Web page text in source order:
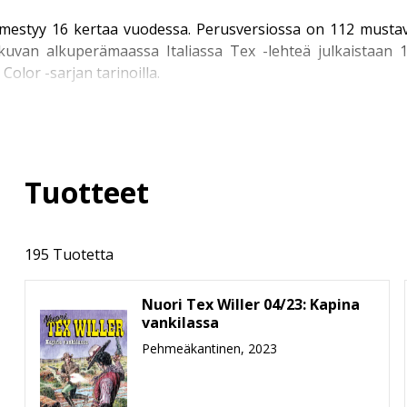
16 kertaa vuodessa. Perusversiossa on 112
alkuperämaassa Italiassa Tex -lehteä julkaistaan
-sarjan tarinoilla.
sarjoissa, jotka löydät myös Story House
Nuori Tex Willer.
Kirjastot, jotka paketoivat Texin seikkailut
ja pokkariformaattia suuremmassa kirjakoossa.
Tuotteet
195 Tuotetta
Nuori Tex Willer 04/23: Kapina
vankilassa
Pehmeäkantinen, 2023